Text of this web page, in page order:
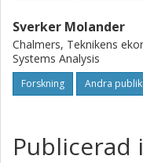
Sverker Molander
Chalmers, Teknikens
Systems Analysis
Forskning Andra
Publicerad i